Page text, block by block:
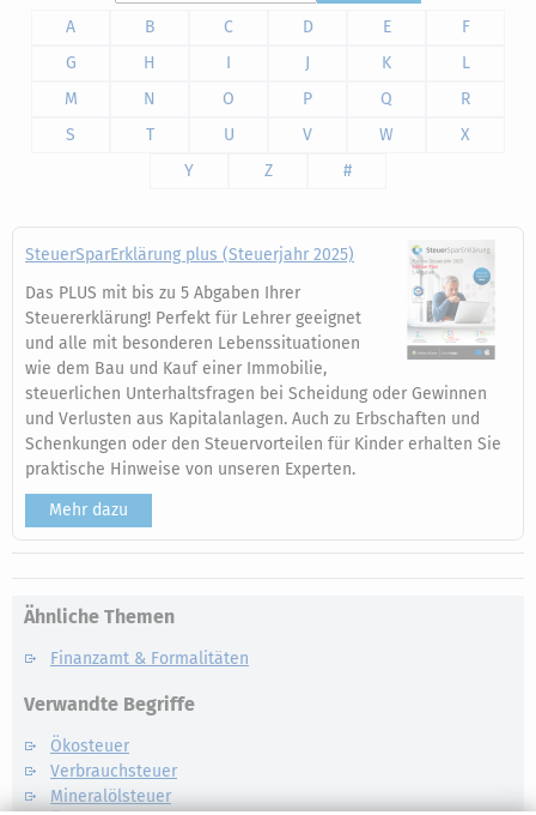
A
B C D E
F
G
H I J K
L
M
N O P Q
R
S
T U V W
X
Y
Z #
SteuerSparErklärung plus (Steuerjahr 2025)
Das PLUS mit bis zu 5 Abgaben Ihrer
Steuererklärung! Perfekt für Lehrer geeignet
und alle mit besonderen Lebenssituationen
wie dem Bau und Kauf einer Immobilie,
steuerlichen Unterhaltsfragen bei Scheidung oder Gewinnen
und Verlusten aus Kapitalanlagen. Auch zu Erbschaften und
Schenkungen oder den Steuervorteilen für Kinder erhalten Sie
praktische Hinweise von unseren Experten.
Mehr dazu
Ähnliche Themen
Finanzamt & Formalitäten
Verwandte Begriffe
Ökosteuer
Verbrauchsteuer
Mineralölsteuer